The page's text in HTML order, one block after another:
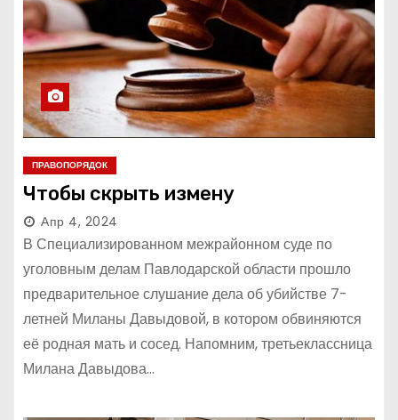
ПРАВОПОРЯДОК
Чтобы скрыть измену
Апр 4, 2024
В Специализированном межрайонном суде по
уголовным делам Павлодарской области прошло
предварительное слушание дела об убийстве 7-
летней Миланы Давыдовой, в котором обвиняются
её родная мать и сосед. Напомним, третьеклассница
Милана Давыдова…